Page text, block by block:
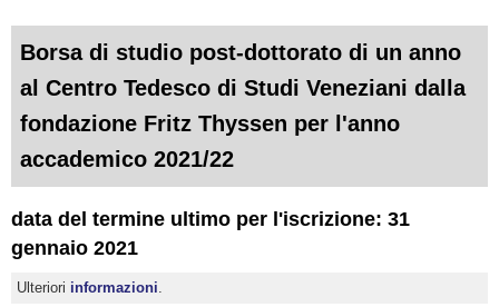
Borsa di studio post-dottorato di un anno
al Centro Tedesco di Studi Veneziani dalla
fondazione Fritz Thyssen per l'anno
accademico 2021/22
data del termine ultimo per l'iscrizione: 31
gennaio 2021
Ulteriori informazioni